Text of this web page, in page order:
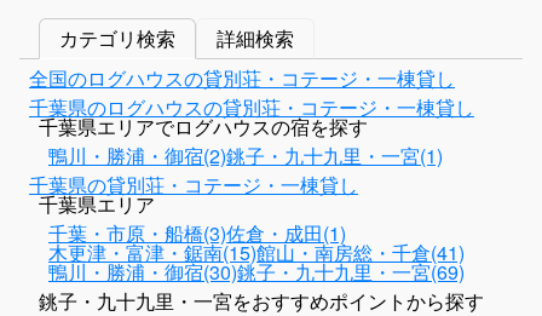
カテゴリ検索
詳細検索
全国のログハウスの貸別荘・コテージ・一棟貸し
千葉県のログハウスの貸別荘・コテージ・一棟貸し
千葉県エリアでログハウスの宿を探す
鴨川・勝浦・御宿(2)銚子・九十九里・一宮(1)
千葉県の貸別荘・コテージ・一棟貸し
千葉県エリア
千葉・市原・船橋(3)佐倉・成田(1)
木更津・富津・鋸南(15)館山・南房総・千倉(41)
鴨川・勝浦・御宿(30)銚子・九十九里・一宮(69)
銚子・九十九里・一宮をおすすめポイントから探す